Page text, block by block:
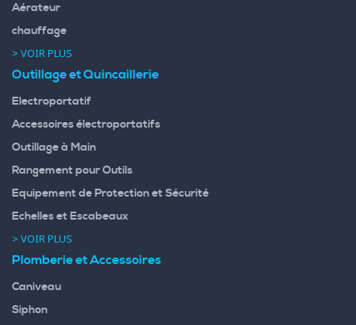
Aérateur
chauffage
> VOIR PLUS
Outillage et Quincaillerie
Electroportatif
Accessoires électroportatifs
Outillage à Main
Rangement pour Outils
Equipement de Protection et Sécurité
Echelles et Escabeaux
> VOIR PLUS
Plomberie et Accessoires
Caniveau
Siphon